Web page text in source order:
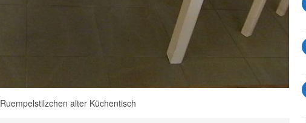
Ruempelstilzchen alter Küchentisch